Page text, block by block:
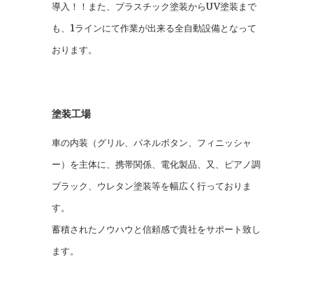
導入！！また、プラスチック塗装からUV塗装まで
も、1ラインにて作業が出来る全自動設備となって
おります。
塗装工場
車の内装（グリル、パネルボタン、フィニッシャ
ー）を主体に、携帯関係、電化製品、又、ピアノ調
ブラック、ウレタン塗装等を幅広く行っておりま
す。
蓄積されたノウハウと信頼感で貴社をサポート致し
ます。